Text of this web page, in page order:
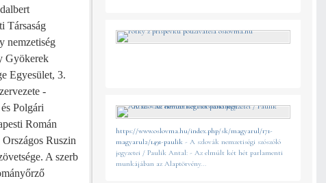
Társaság
nemzetiség
Gyökerek
Egyesület, 3.
-
Polgári
Román
Ruszin
A szerb
https://www.oslovma.hu/index.php/sk/magyarul/171-
magyarul2/1491-paulik - A szlovák nemzetiségi szószóló
jegyzetei / Paulik Antal: - Az elmúlt két hét parlamenti
munkájában az Alaptörvény...